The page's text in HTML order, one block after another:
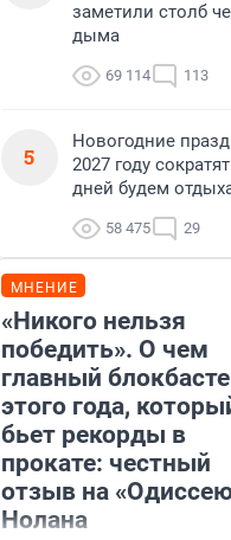
заметили столб
дыма
69 114 113
5
Новогодние
2027 году
дней будем
58 475 29
МНЕНИЕ
«Никого нельзя
победить». О чем
главный
этого года,
бьет рекорды в
прокате: честный
отзыв на
Нолана